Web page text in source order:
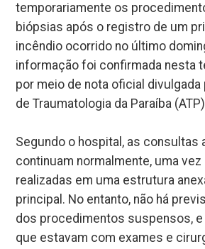
temporariamente os
biópsias após o registro de um
incêndio ocorrido no último
informação foi confirmada nesta
por meio de nota oficial
de Traumatologia da Paraíba
Segundo o hospital, as consultas
continuam normalmente, uma
realizadas em uma estrutura
principal. No entanto, não há
dos procedimentos suspensos,
que estavam com exames e